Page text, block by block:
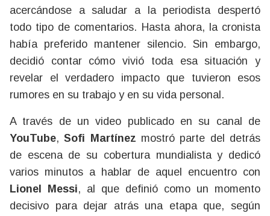
acercándose a saludar a la periodista despertó
todo tipo de comentarios. Hasta ahora, la cronista
había preferido mantener silencio. Sin embargo,
decidió contar cómo vivió toda esa situación y
revelar el verdadero impacto que tuvieron esos
rumores en su trabajo y en su vida personal.
A través de un video publicado en su canal de
YouTube,Sofi Martínez mostró parte del detrás
de escena de su cobertura mundialista y dedicó
varios minutos a hablar de aquel encuentro con
Lionel Messi, al que definió como un momento
decisivo para dejar atrás una etapa que, según